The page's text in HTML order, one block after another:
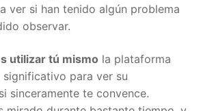
ver si han tenido algún problema
observar.
utilizar tú mismo la plataforma
para ver su
sinceramente te convence.